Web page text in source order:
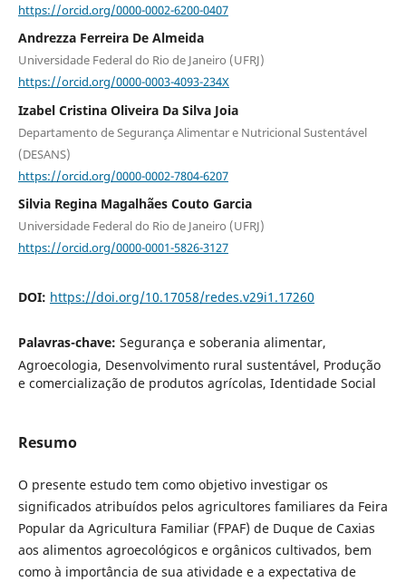
https://orcid.org/0000-0002-6200-0407
Andrezza Ferreira De Almeida
Universidade Federal do Rio de Janeiro (UFRJ)
https://orcid.org/0000-0003-4093-234X
Izabel Cristina Oliveira Da Silva Joia
Departamento de Segurança Alimentar e Nutricional Sustentável
(DESANS)
https://orcid.org/0000-0002-7804-6207
Silvia Regina Magalhães Couto Garcia
Universidade Federal do Rio de Janeiro (UFRJ)
https://orcid.org/0000-0001-5826-3127
DOI: https://doi.org/10.17058/redes.v29i1.17260
Palavras-chave: Segurança e soberania alimentar,
Agroecologia, Desenvolvimento rural sustentável, Produção
e comercialização de produtos agrícolas, Identidade Social
Resumo
O presente estudo tem como objetivo investigar os
significados atribuídos pelos agricultores familiares da Feira
Popular da Agricultura Familiar (FPAF) de Duque de Caxias
aos alimentos agroecológicos e orgânicos cultivados, bem
como à importância de sua atividade e a expectativa de